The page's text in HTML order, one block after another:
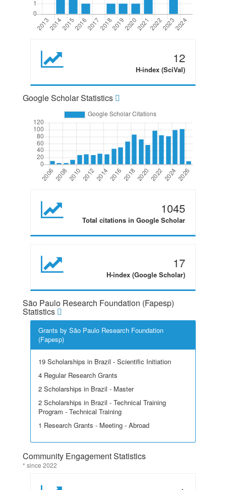
12
H-index (SciVal)
Google Scholar Statistics
1045
Total citations in Google Scholar
17
H-index (Google Scholar)
São Paulo Research Foundation (Fapesp)
Statistics
Grants by São Paulo Research Foundation
(Fapesp)
19 Scholarships in Brazil - Scientific Initiation
4 Regular Research Grants
2 Scholarships in Brazil - Master
2 Scholarships in Brazil - Technical Training
Program - Technical Training
1 Research Grants - Meeting - Abroad
Community Engagement Statistics
* since 2022